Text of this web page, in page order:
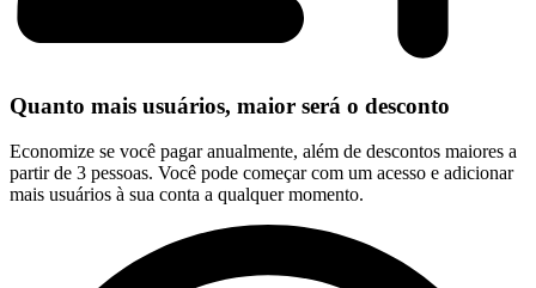
Quanto mais usuários, maior será o desconto
Economize se você pagar anualmente, além de descontos maiores a
partir de 3 pessoas. Você pode começar com um acesso e adicionar
mais usuários à sua conta a qualquer momento.